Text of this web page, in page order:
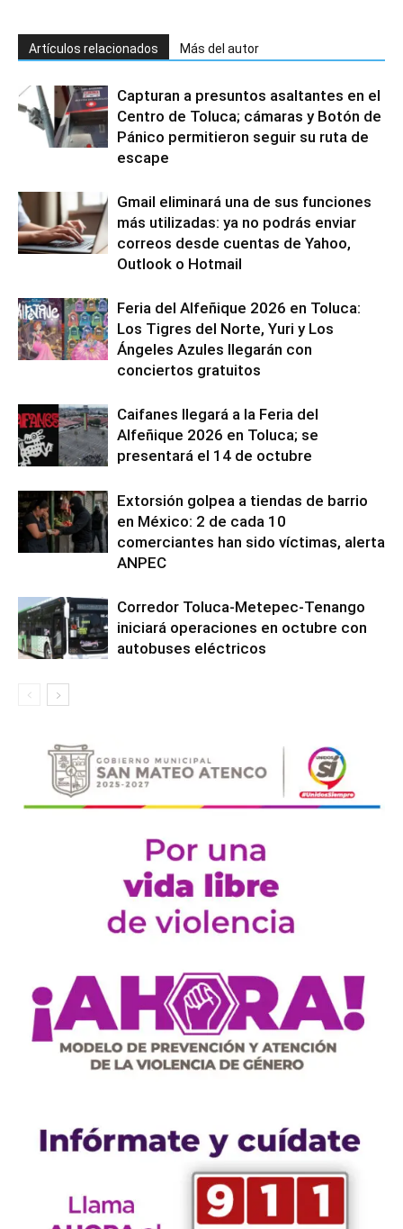
Artículos relacionados Más del autor
Capturan a presuntos asaltantes en el
Centro de Toluca; cámaras y Botón de
Pánico permitieron seguir su ruta de
escape
Gmail eliminará una de sus funciones
más utilizadas: ya no podrás enviar
correos desde cuentas de Yahoo,
Outlook o Hotmail
Feria del Alfeñique 2026 en Toluca:
Los Tigres del Norte, Yuri y Los
Ángeles Azules llegarán con
conciertos gratuitos
Caifanes llegará a la Feria del
Alfeñique 2026 en Toluca; se
presentará el 14 de octubre
Extorsión golpea a tiendas de barrio
en México: 2 de cada 10
comerciantes han sido víctimas, alerta
ANPEC
Corredor Toluca-Metepec-Tenango
iniciará operaciones en octubre con
autobuses eléctricos